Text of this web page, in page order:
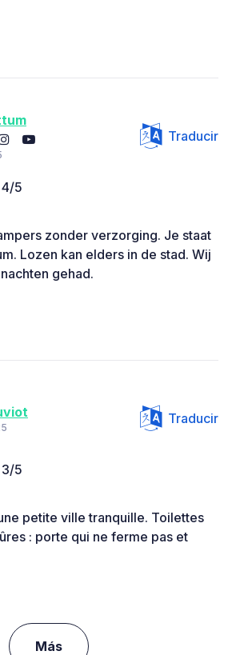
Traducir
4/5
zonder verzorging. Je staat
Lozen kan elders in de stad. Wij
gehad.
Traducir
3/5
petite ville tranquille. Toilettes
: porte qui ne ferme pas et
Más